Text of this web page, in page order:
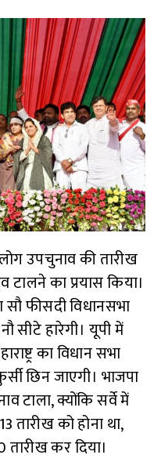
उपचुनाव की तारीख
का प्रयास किया।
फीसदी विधानसभा
सीटे हारेगी। यूपी में
का विधान सभा
छिन जाएगी। भाजपा
टाला, क्योंकि सर्वे में
तारीख को होना था,
कर दिया।